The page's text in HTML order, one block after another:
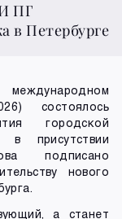
ПГ
в Петербурге
состоялось
городской
в присутствии
подписано
нового
а станет